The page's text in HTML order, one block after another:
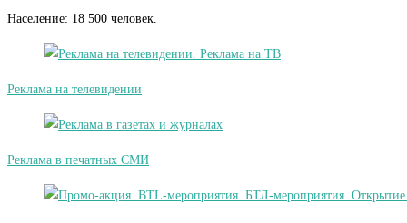
Население: 18 500 человек.
Реклама на телевидении
Реклама в печатных СМИ